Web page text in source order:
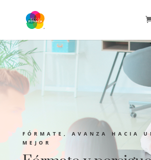
FÓRMATE, AVANZA HACIA
MEJOR